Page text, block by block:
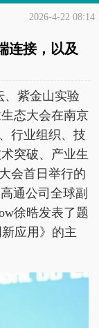
2026-4-22 08:14
连接，以及
、紫金山实验
态大会在南京
行业组织、技
突破、产业生
会首日举行的
通公司全球副
徐晧发表了题
应用》的主